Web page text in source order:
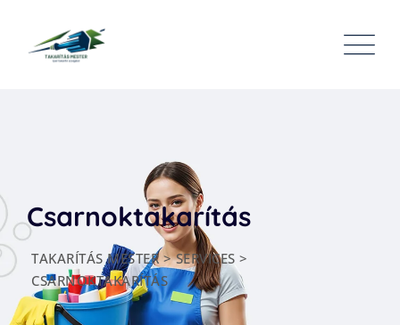
Csarnoktakarítás
TAKARÍTÁS MESTER>SERVICES >
CSARNOKTAKARÍTÁS